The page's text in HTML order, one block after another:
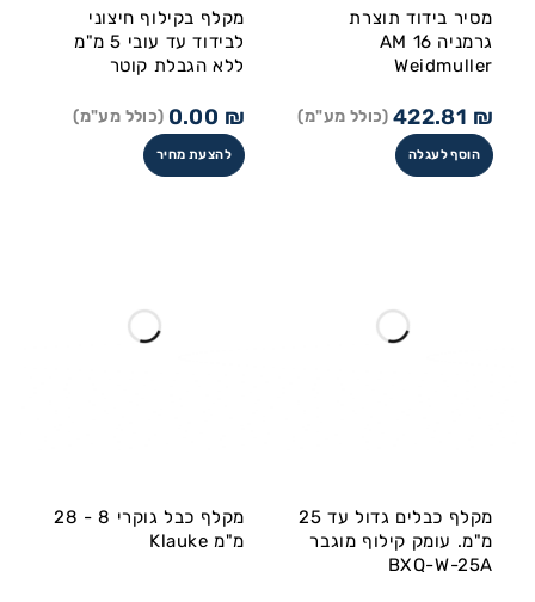
מסיר בידוד תוצרת
גרמניה AM 16
Weidmuller
422.81 ₪ (כולל מע"מ)
הוסף לעגלה
מקלף בקילוף חיצוני
לבידוד עד עובי 5 מ"מ
ללא הגבלת קוטר
0.00 ₪ (כולל מע"מ)
להצעת מחיר
מקלף כבלים גדול עד 25
מ"מ. עומק קילוף מוגבר
BXQ-W-25A
מקלף כבל גוקרי 8 - 28
מ"מ Klauke